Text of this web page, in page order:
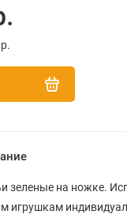
зеленые на ножке.
игрушкам